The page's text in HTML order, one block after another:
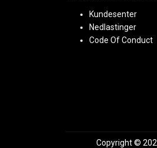
Kundesenter
Nedlastinger
Code Of Conduct
Copyright ©